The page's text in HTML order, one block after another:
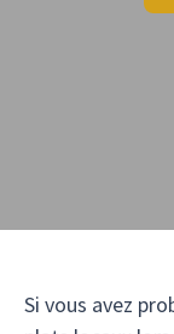
Si vous avez